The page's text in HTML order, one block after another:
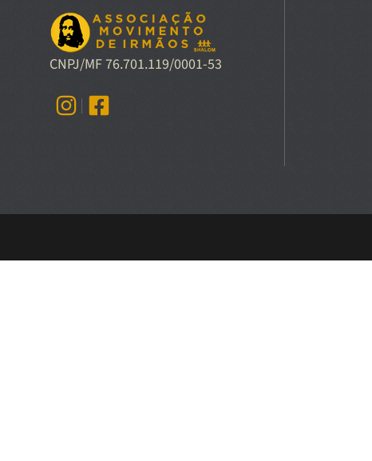
CNPJ/MF 76.701.119/0001-53